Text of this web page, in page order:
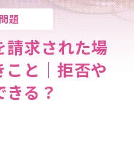
題
求された場
と｜拒否や
る？